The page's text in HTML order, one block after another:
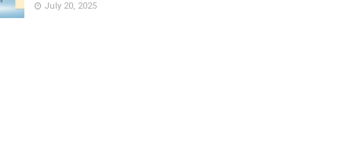
July 20, 2025